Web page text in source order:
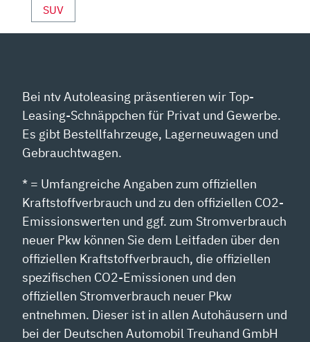
SUV
Bei ntv Autoleasing präsentieren wir Top-
Leasing-Schnäppchen für Privat und Gewerbe.
Es gibt Bestellfahrzeuge, Lagerneuwagen und
Gebrauchtwagen.
* = Umfangreiche Angaben zum offiziellen
Kraftstoffverbrauch und zu den offiziellen CO2-
Emissionswerten und ggf. zum Stromverbrauch
neuer Pkw können Sie dem Leitfaden über den
offiziellen Kraftstoffverbrauch, die offiziellen
spezifischen CO2-Emissionen und den
offiziellen Stromverbrauch neuer Pkw
entnehmen. Dieser ist in allen Autohäusern und
bei der Deutschen Automobil Treuhand GmbH